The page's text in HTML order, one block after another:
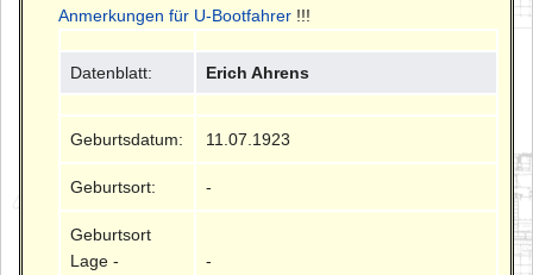
Anmerkungen für U-Bootfahrer !!!
Datenblatt: Erich Ahrens
Geburtsdatum: 11.07.1923
Geburtsort: -
Geburtsort
Lage -
-